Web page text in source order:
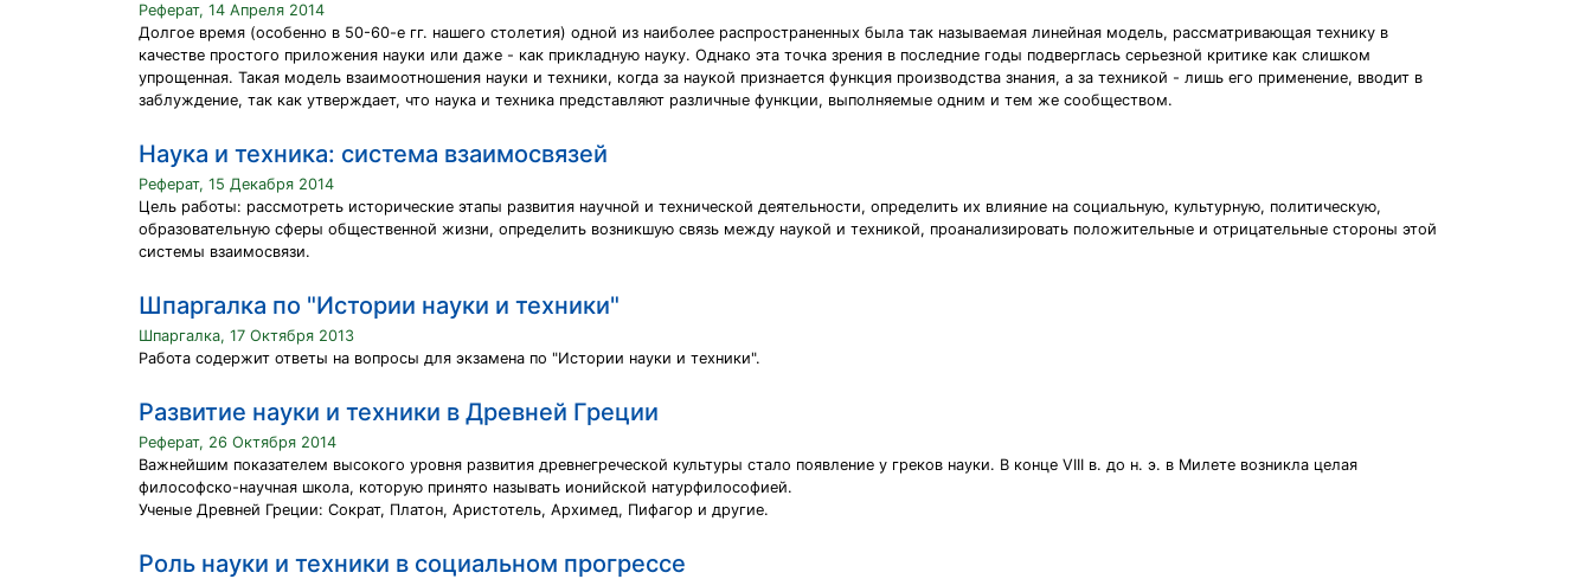
Реферат, 14 Апреля 2014
Долгое время (особенно в 50-60-е гг. нашего столетия) одной из наиболее распространенных была так называемая линейная модель, рассматривающая технику в
качестве простого приложения науки или даже - как прикладную науку. Однако эта точка зрения в последние годы подверглась серьезной критике как слишком
упрощенная. Такая модель взаимоотношения науки и техники, когда за наукой признается функция производства знания, а за техникой - лишь его применение, вводит в
заблуждение, так как утверждает, что наука и техника представляют различные функции, выполняемые одним и тем же сообществом.
Наука и техника: система взаимосвязей
Реферат, 15 Декабря 2014
Цель работы: рассмотреть исторические этапы развития научной и технической деятельности, определить их влияние на социальную, культурную, политическую,
образовательную сферы общественной жизни, определить возникшую связь между наукой и техникой, проанализировать положительные и отрицательные стороны этой
системы взаимосвязи.
Шпаргалка по "Истории науки и техники"
Шпаргалка, 17 Октября 2013
Работа содержит ответы на вопросы для экзамена по "Истории науки и техники".
Развитие науки и техники в Древней Греции
Реферат, 26 Октября 2014
Важнейшим показателем высокого уровня развития древнегреческой культуры стало появление у греков науки. В конце VIII в. до н. э. в Милете возникла целая
философско-научная школа, которую принято называть ионийской натурфилософией.
Ученые Древней Греции: Сократ, Платон, Аристотель, Архимед, Пифагор и другие.
Роль науки и техники в социальном прогрессе